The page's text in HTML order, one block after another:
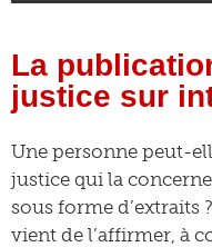
La
justice sur
Une personne peut-
justice qui la
sous forme d’extraits
vient de l’affirmer, à